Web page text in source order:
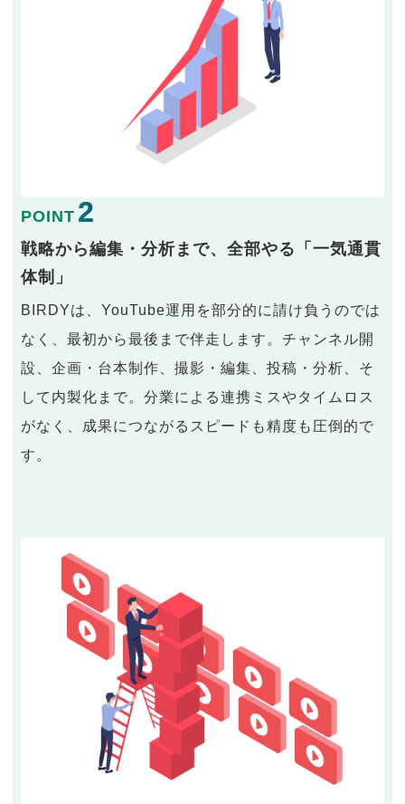
POINT 2
戦略から編集・分析まで、全部やる「一気通貫
体制」
BIRDYは、YouTube運用を部分的に請け負うのでは
なく、最初から最後まで伴走します。チャンネル開
設、企画・台本制作、撮影・編集、投稿・分析、そ
して内製化まで。分業による連携ミスやタイムロス
がなく、成果につながるスピードも精度も圧倒的で
す。